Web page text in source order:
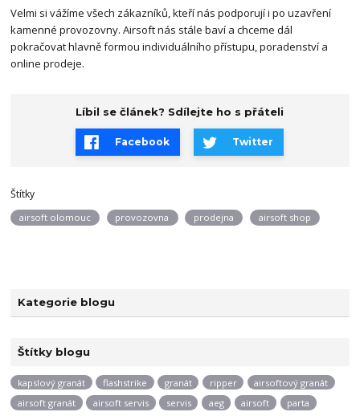
Kategorie blogu
Štítky blogu
kapslový granát flashstrike granát ripper
airsoftový granát
airsoft granát
airsoft servis servis aeg airsoft
parta
Velmi si vážíme všech zákazníků, kteří nás podporují i po uzavření
kamenné provozovny. Airsoft nás stále baví a chceme dál
pokračovat hlavně formou individuálního přístupu, poradenství a
online prodeje.
Líbil se článek? Sdílejte ho s přáteli
Facebook Twitter
Štítky
airsoft olomouc provozovna prodejna airsoft shop